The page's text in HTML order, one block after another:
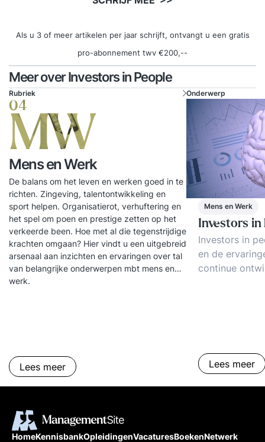
Als u 3 of meer artikelen per jaar schrijft, ontvangt u een gratis
pro-abonnement twv €200,--
Meer over Investors in People
Rubriek
04
MW
Mens en Werk
De balans om het leven en werken goed in te
richten. Zingeving, talentontwikkeling en
sport helpen. Organisatierot, verhuftering en
het spel om poen en prestige zetten op het
verkeerde been. Hoe met al die tegenstrijdige
krachten omgaan? Hier vindt u een uitgebreid
arsenaal aan inzichten en ervaringen over tal
van belangrijke onderwerpen mbt mens en
werk.
Lees meer
Onderwerp
Mens en Werk
Investors in
Investors in
en de
continue
Lees meer
HomeKennisbankOpleidingenVacaturesBoekenNetwerk